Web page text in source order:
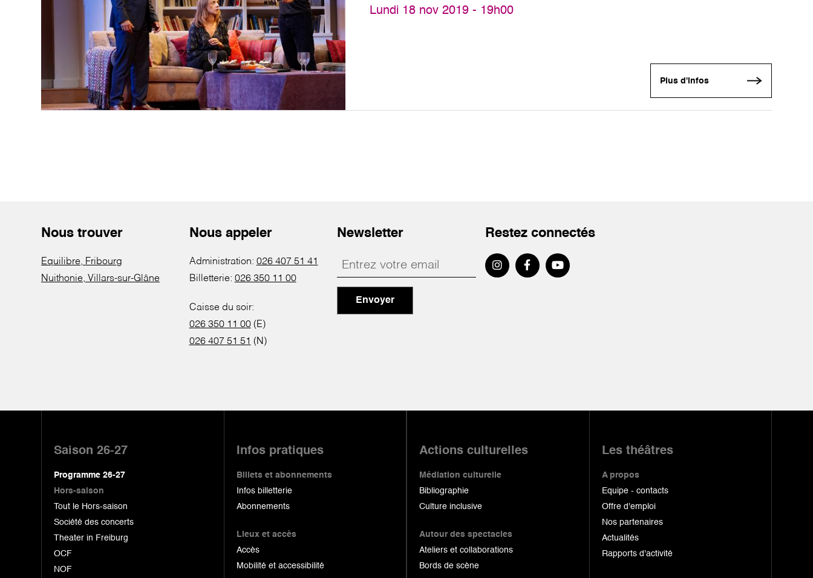
Lundi 18 nov 2019 - 19h00
Plus d'infos
Nous trouver
Equilibre, Fribourg
Nuithonie, Villars-sur-Glâne
Nous appeler
Administration: 026 407 51 41
Billetterie: 026 350 11 00
Caisse du soir:
026 350 11 00(E)
026 407 51 51 (N)
Newsletter
Envoyer
Restez connectés
Saison 26-27
Programme 26-27
Hors-saison
Tout le Hors-saison
Société des concerts
Theater in Freiburg
OCF
NOF
Infos pratiques
Billets et abonnements
Infos billetterie
Abonnements
Lieux et accès
Accès
Mobilité et accessibilité
Actions culturelles
Médiation culturelle
Bibliographie
Culture inclusive
Autour des spectacles
Ateliers et collaborations
Bords de scène
Les théâtres
A propos
Equipe - contacts
Offre d'emploi
Nos partenaires
Actualités
Rapports d'activité